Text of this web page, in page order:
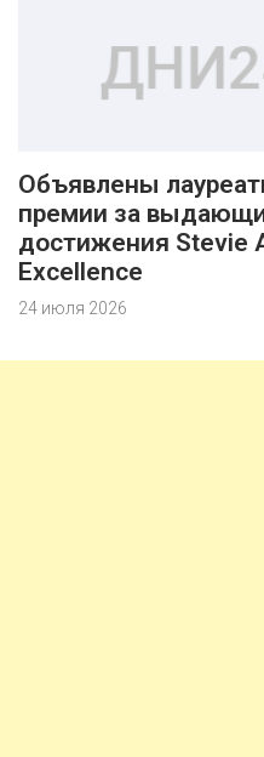
Объявлены
премии за
достижения Stevie
Excellence
24 июля 2026